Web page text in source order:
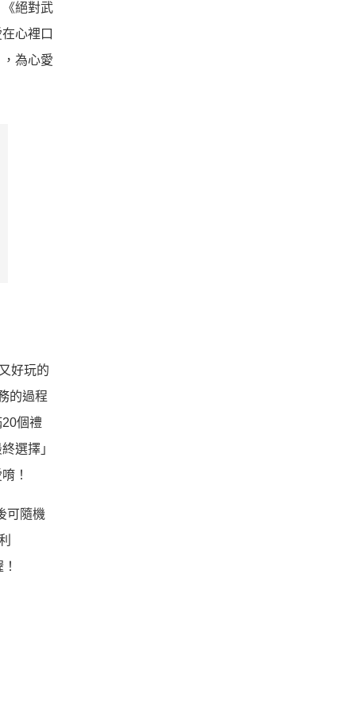
絕對武
心裡口
為心愛
好玩的
的過程
個禮
選擇」
！
可隨機